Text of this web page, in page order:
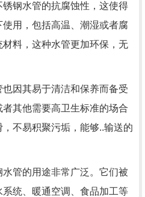
钢水管的抗腐蚀性，这使得
用，包括高温、潮湿或者腐
料，这种水管更加环保，无
因其易于清洁和保养而备受
其他需要高卫生标准的场合
不易积聚污垢，能够..输送的
管的用途非常广泛。它们被
统、暖通空调、食品加工等